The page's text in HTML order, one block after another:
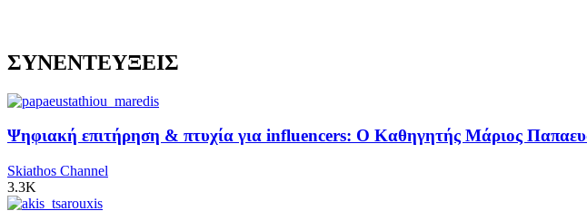
ΣΥΝΕΝΤΕΥΞΕΙΣ
Ψηφιακή επιτήρηση & πτυχία για influencers: Ο Καθηγητής Μάριος
Skiathos Channel
3.3K